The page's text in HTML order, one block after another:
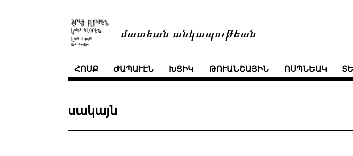
մատեան անկապութեան
ՀՈՍՔ ԺԱՊԱՒԷՆ ԽՑԻԿ ԹՈՒԱՆՇԱՅԻՆ ՈՍՊՆԵԱԿ
սակայն